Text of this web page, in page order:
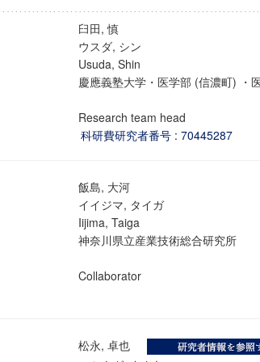
臼田, 慎
ウスダ, シン
Usuda, Shin
慶應義塾大学・医学部 (信濃町)
Research team head
科研費研究者番号 : 70445287
飯島, 大河
イイジマ, タイガ
Iijima, Taiga
神奈川県立産業技術総合研究所
Collaborator
松永, 卓也